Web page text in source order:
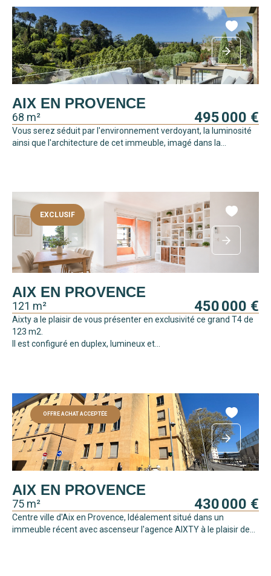
AIX EN PROVENCE
68 m² 495 000 €
Vous serez séduit par l'environnement verdoyant, la luminosité
ainsi que l'architecture de cet immeuble, imagé dans la...
EXCLUSIF
AIX EN PROVENCE
121 m² 450 000 €
Aixty a le plaisir de vous présenter en exclusivité ce grand T4 de
123 m2.
Il est configuré en duplex, lumineux et...
OFFRE ACHAT ACCEPTÉE
AIX EN PROVENCE
75 m² 430 000 €
Centre ville d'Aix en Provence, Idéalement situé dans un
immeuble récent avec ascenseur l'agence AIXTY à le plaisir de...